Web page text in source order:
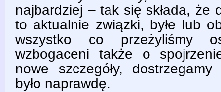
najbardziej – tak się składa, że
to aktualnie związki, byłe lub
wszystko co przeżyliśmy
wzbogaceni także o
nowe szczegóły,
było naprawdę.